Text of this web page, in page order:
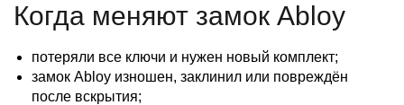
Когда меняют замок Abloy
потеряли все ключи и нужен новый комплект;
замок Abloy изношен, заклинил или повреждён
после вскрытия;